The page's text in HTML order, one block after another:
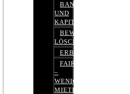
BANK-
UND
KAPITALMARKTRECHT
BEWERTUNGEN
LÖSCHEN
ERBRECHT
FAIRMIETEN
–
WENIGER
MIETE